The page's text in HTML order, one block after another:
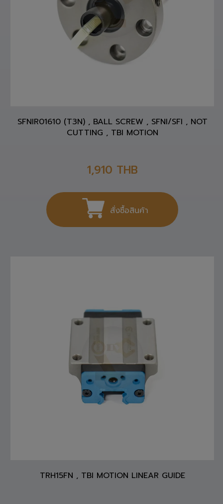
SFNIR01610 (T3N) , BALL SCREW , SFNI/SFI , NOT
CUTTING , TBI MOTION
1,910 THB
สั่งซื้อสินค้า
TRH15FN , TBI MOTION LINEAR GUIDE